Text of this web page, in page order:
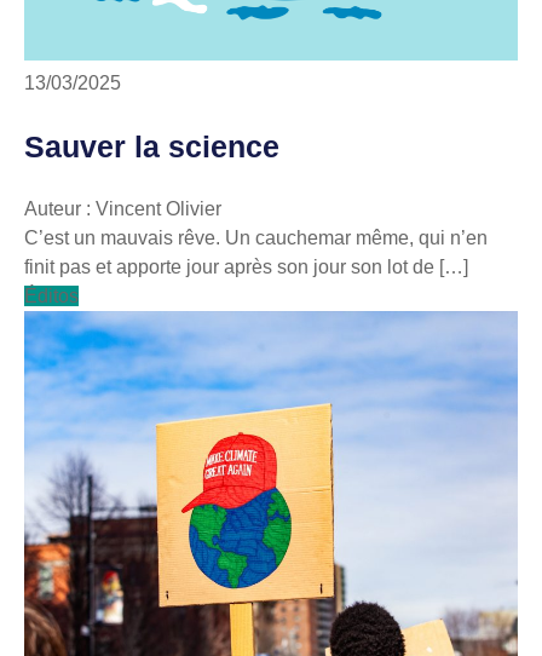
13/03/2025
Sauver la science
Auteur : Vincent Olivier
C’est un mauvais rêve. Un cauchemar même, qui n’en
finit pas et apporte jour après son jour son lot de […]
Éditos